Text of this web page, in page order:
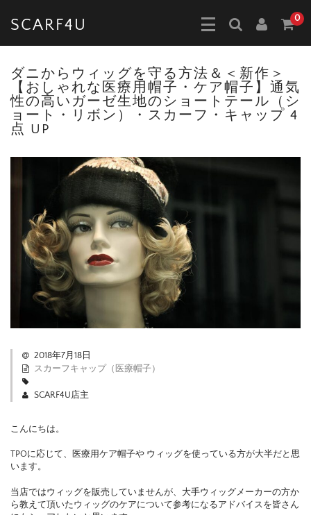
SCARF4U 0
ダニからウィッグを守る方法＆＜新作＞
【おしゃれな医療用帽子・ケア帽子】通気
性の高いガーゼ生地のショートテール（シ
ョート・リボン）・スカーフ・キャップ 4
点 UP
2018年7月18日
スカーフキャップ（医療帽子）
SCARF4U店主
こんにちは。
TPOに応じて、医療用ケア帽子や ウィッグを使っている方が大半だと思
います。
当店ではウィッグを販売していませんが、大手ウィッグメーカーの方か
ら教えて頂いたウィッグのケアについて参考になるアドバイスを皆さん